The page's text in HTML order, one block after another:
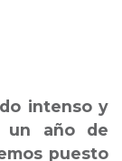
intenso y
un año de
puesto